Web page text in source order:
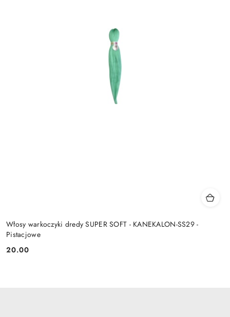
Włosy warkoczyki dredy SUPER SOFT - KANEKALON-SS29 -
Pistacjowe
Cena:
20.00